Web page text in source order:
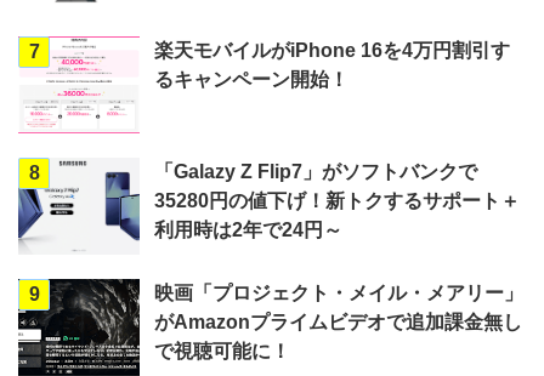
7
楽天モバイルがiPhone 16を4万円割引す
るキャンペーン開始！
8
「Galazy Z Flip7」がソフトバンクで
35280円の値下げ！新トクするサポート＋
利用時は2年で24円～
9
映画「プロジェクト・メイル・メアリー」
がAmazonプライムビデオで追加課金無し
で視聴可能に！